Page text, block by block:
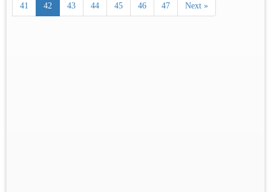
41 42 43 44 45 46 47 Next »